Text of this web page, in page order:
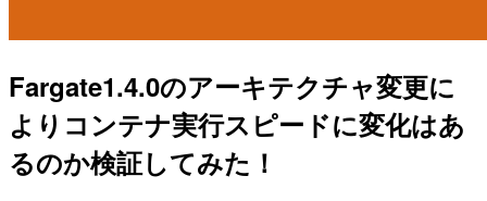
Fargate1.4.0のアーキテクチャ変更に
よりコンテナ実行スピードに変化はあ
るのか検証してみた！